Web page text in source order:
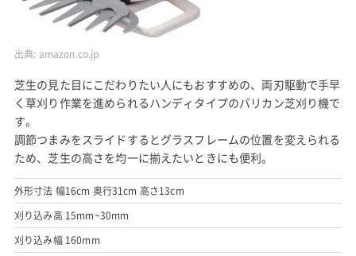
出典: amazon.co.jp
芝生の見た目にこだわりたい人にもおすすめの、両刃駆動で手早
く草刈り作業を進められるハンディタイプのバリカン芝刈り機で
す。
調節つまみをスライドするとグラスフレームの位置を変えられる
ため、芝生の高さを均一に揃えたいときにも便利。
外形寸法 幅16cm 奥行31cm 高さ13cm
刈り込み高 15mm~30mm
刈り込み幅 160mm